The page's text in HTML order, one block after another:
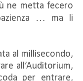
ne metta fecero
… ma li
al millisecondo,
all’Auditorium,
per entrare,